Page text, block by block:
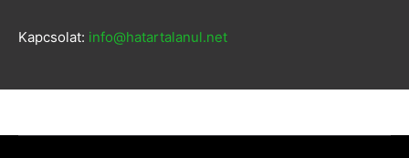
Kapcsolat: info@hatartalanul.net